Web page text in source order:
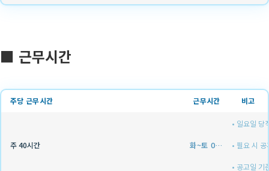
■ 근무시간
주당 근무시간 근무시간 비고
주 40시간 화~토 09:00~18:00
• 일요일 당
• 필요 시
• 공고일 기